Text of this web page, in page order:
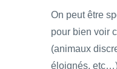
On peut être
pour bien voir
(animaux
éloignés,